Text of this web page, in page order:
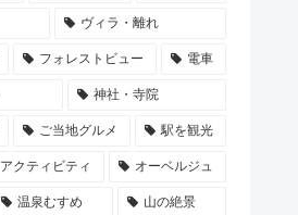
ヴィラ・離れ
フォレストビュー 電車
神社・寺院
ご当地グルメ 駅を観光
アクティビティ オーベルジュ
温泉むすめ 山の絶景